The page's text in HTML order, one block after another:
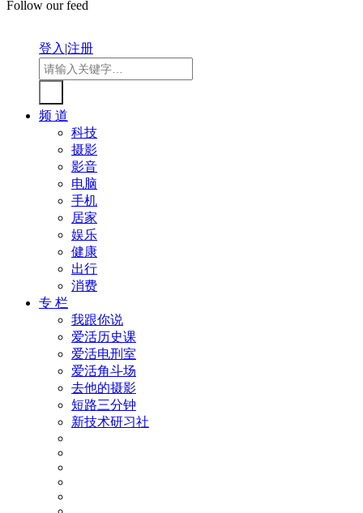
Follow our feed
登入|注册
频 道
科技
摄影
影音
电脑
手机
居家
娱乐
健康
出行
消费
专 栏
我跟你说
爱活历史课
爱活电刑室
爱活角斗场
去他的摄影
短路三分钟
新技术研习社